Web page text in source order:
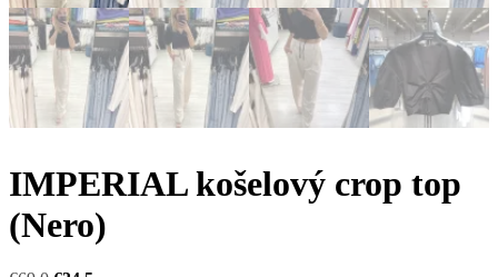
IMPERIAL košelový crop top
(Nero)